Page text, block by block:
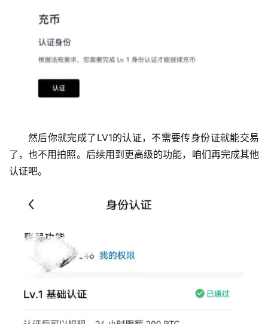
然后你就完成了LV1的认证，不需要传身份证就能交易
了，也不用拍照。后续用到更高级的功能，咱们再完成其他
认证吧。